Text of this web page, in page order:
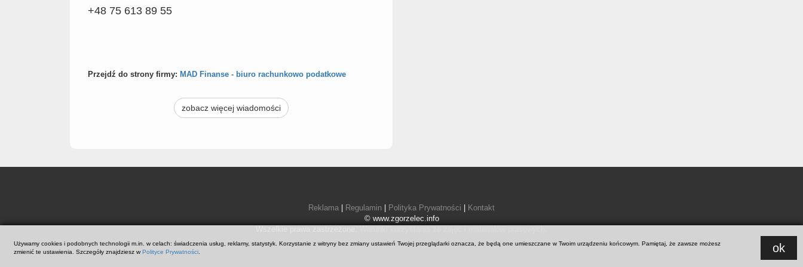
ok
Używamy cookies i podobnych technologii m.in. w celach: świadczenia usług, reklamy, statystyk. Korzystanie z witryny bez zmiany ustawień Twojej przeglądarki oznacza, że będą one umieszczane w Twoim urządzeniu końcowym. Pamiętaj, że zawsze możesz
zmienić te ustawienia. Szczegóły znajdziesz w Polityce Prywatności
+48 75 613 89 55
Przejdź do strony firmy: MAD Finanse - biuro rachunkowo podatkowe
zobacz więcej wiadomości
Reklama Regulamin Polityka Prywatności
Kontakt
© www.zgorzelec.info